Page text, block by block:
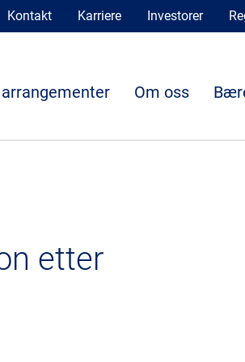
Kontakt Karriere Investorer
Om oss
etter